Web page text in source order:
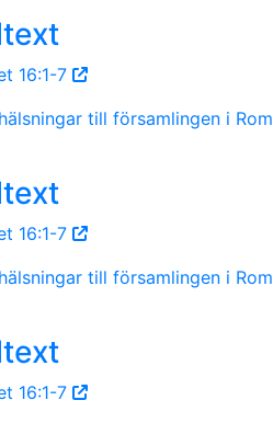
16:1-7
till församlingen i Rom
16:1-7
till församlingen i Rom
16:1-7